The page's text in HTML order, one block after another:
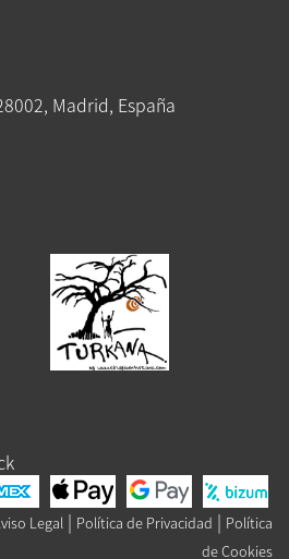
Madrid, España
Legal | Política de Privacidad | Política
de Cookies